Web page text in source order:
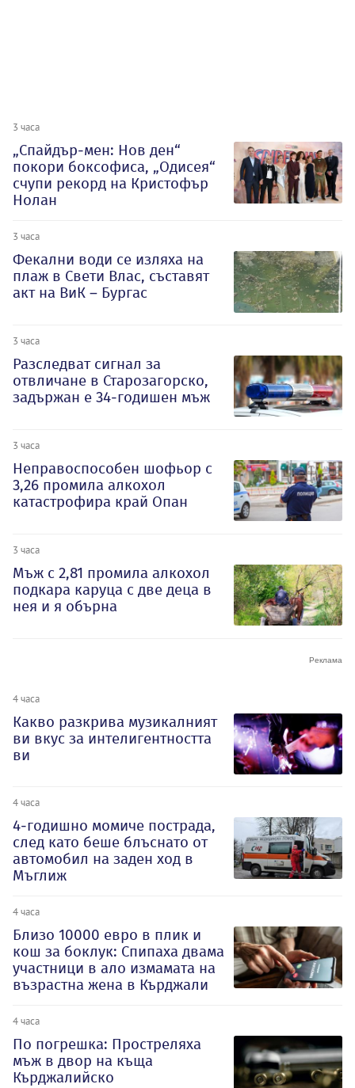
3 часа
„Спайдър-мен: Нов ден“
покори боксофиса, „Одисея“
счупи рекорд на Кристофър
Нолан
3 часа
Фекални води се изляха на
плаж в Свети Влас, съставят
акт на ВиК – Бургас
3 часа
Разследват сигнал за
отвличане в Старозагорско,
задържан е 34-годишен мъж
3 часа
Неправоспособен шофьор с
3,26 промила алкохол
катастрофира край Опан
3 часа
Мъж с 2,81 промила алкохол
подкара каруца с две деца в
нея и я обърна
4 часа
Какво разкрива музикалният
ви вкус за интелигентността
ви
4 часа
4-годишно момиче пострада,
след като беше блъснато от
автомобил на заден ход в
Мъглиж
4 часа
Близо 10000 евро в плик и
кош за боклук: Спипаха двама
участници в ало измамата на
възрастна жена в Кърджали
4 часа
По погрешка: Простреляха
мъж в двор на къща
Кърджалийско